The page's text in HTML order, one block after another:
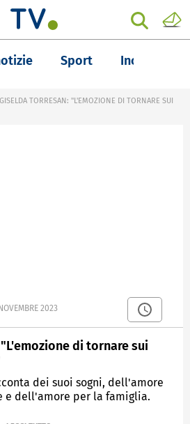
Sport Inchieste
GISELDA TORRESAN: "L'EMOZIONE DI TORNARE SUI
2023
di tornare sui
dei suoi sogni, dell'amore
e dell'amore per la famiglia.